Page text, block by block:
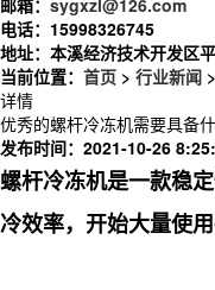
电话： 15998326745
地址： 本溪经济技术开发区
当前位置： 首页 > 行业新闻 >
详情
优秀的螺杆冷冻机需要具备什
发布时间：2021-10-26
螺杆冷冻机是一款稳
冷效率，开始大量使